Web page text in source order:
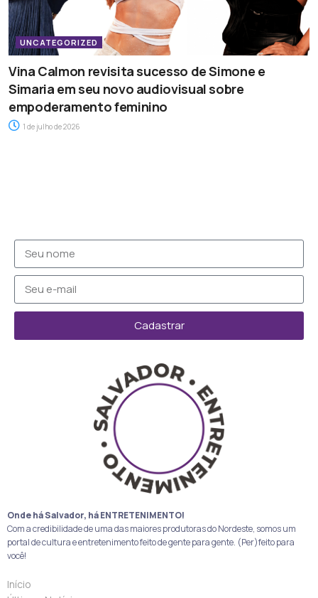
UNCATEGORIZED
Vina Calmon revisita sucesso de Simone e
Simaria em seu novo audiovisual sobre
empoderamento feminino
1 de julho de 2026
Cadastrar
Onde há Salvador, há ENTRETENIMENTO!
Com a credibilidade de uma das maiores produtoras do Nordeste, somos um
portal de cultura e entretenimento feito de gente para gente. (Per)feito para
você!
Início